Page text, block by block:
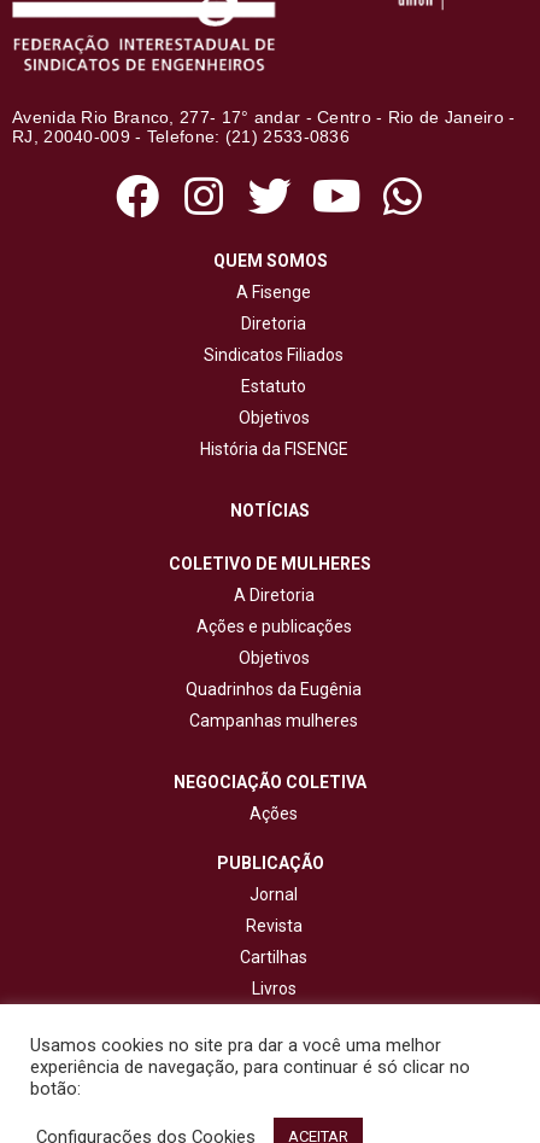
Avenida Rio Branco, 277- 17° andar - Centro - Rio de Janeiro -
RJ, 20040-009 - Telefone: (21) 2533-0836
QUEM SOMOS
A Fisenge
Diretoria
Sindicatos Filiados
Estatuto
Objetivos
História da FISENGE
NOTÍCIAS
COLETIVO DE MULHERES
A Diretoria
Ações e publicações
Objetivos
Quadrinhos da Eugênia
Campanhas mulheres
NEGOCIAÇÃO COLETIVA
Ações
PUBLICAÇÃO
Jornal
Revista
Cartilhas
Livros
CONTATO
© 2020 - Fisenge - Federação Interestadual de Sindicatos de
Usamos cookies no site pra dar a você uma melhor
experiência de navegação, para continuar é só clicar no
botão:
Configurações dos Cookies ACEITAR